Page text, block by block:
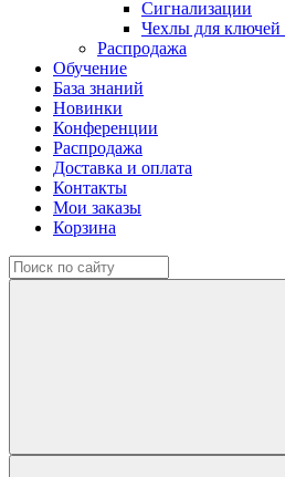
Сигнализации
Чехлы для ключей
Распродажа
Обучение
База знаний
Новинки
Конференции
Распродажа
Доставка и оплата
Контакты
Мои заказы
Корзина